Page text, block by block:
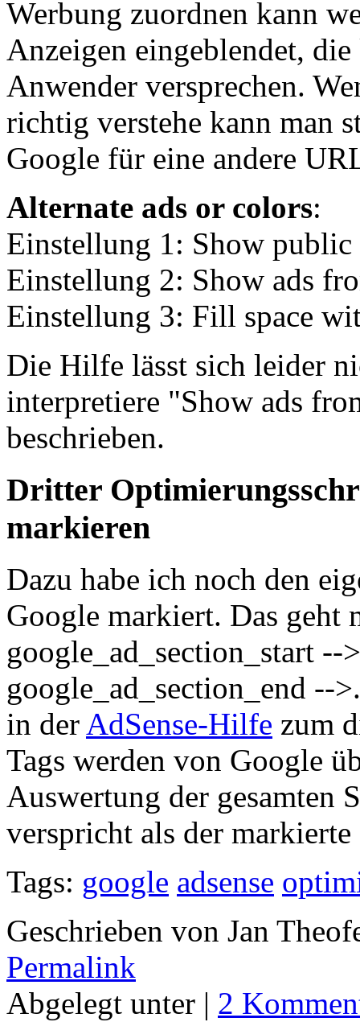
Werbung zuordnen kann
Anzeigen eingeblendet,
Anwender versprechen.
richtig verstehe kann man
Google für eine andere
Alternate ads or colors:
Einstellung 1: Show public
Einstellung 2: Show ads
Einstellung 3: Fill space
Die Hilfe lässt sich leider
interpretiere "Show ads
beschrieben.
Dritter
markieren
Dazu habe ich noch den
Google markiert. Das geht
google_ad_section_start --
google_ad_section_end --
in der AdSense-Hilfe zum
Tags werden von Google
Auswertung der gesamten
verspricht als der
Tags: google adsense
Geschrieben von Jan
Permalink
Abgelegt unter | 2